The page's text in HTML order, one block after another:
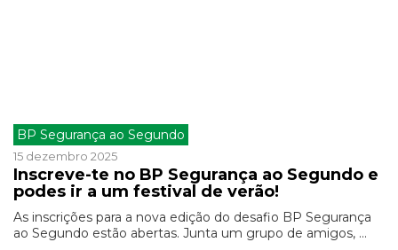
BP Segurança ao Segundo
15 dezembro 2025
Inscreve-te no BP Segurança ao Segundo e
podes ir a um festival de verão!
As inscrições para a nova edição do desafio BP Segurança
ao Segundo estão abertas. Junta um grupo de amigos, ...